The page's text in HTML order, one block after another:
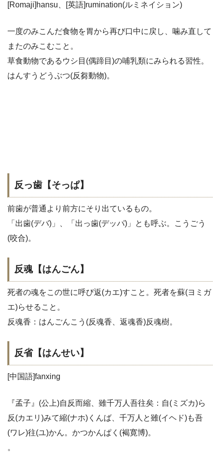
[Romaji]hansu、[英語]rumination(ルミネイション)
一度のみこんだ食物を胃から再び口中に戻し、噛み直して
またのみこむこと。
草食動物であるウシ目(偶蹄目)の哺乳類にみられる習性。
はんすうどうぶつ(反芻動物)。
反っ歯【そっぱ】
前歯が普通より前方にそり出ているもの。
「出歯(デバ)」、「出っ歯(デッパ)」とも呼ぶ。こうごう
(咬合)。
反魂【はんごん】
死者の魂をこの世に呼び返(カエ)すこと。死者を蘇(ヨミガ
エ)らせること。
反魂香：はんごんこう(反魂香、返魂香)反魂樹。
反省【はんせい】
[中国語]fanxing
『孟子』(公上)自反而縮、雖千万人吾往矣：自(ミズカ)ら
反(カエリ)みて縮(ナホ)くんば、千万人と雖(イヘド)も吾
(ワレ)往(ユ)かん。かつかんぱく(褐寛博)。
。